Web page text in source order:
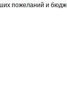
пожеланий и